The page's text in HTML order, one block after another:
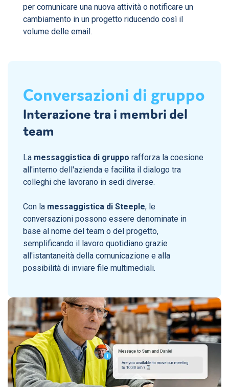
per comunicare una nuova attività o notificare un
cambiamento in un progetto riducendo così il
volume delle email.
Conversazioni di gruppo
Interazione tra i membri del
team
La messaggistica di gruppo rafforza la coesione
all'interno dell'azienda e facilita il dialogo tra
colleghi che lavorano in sedi diverse.
Con la messaggistica di Steeple, le
conversazioni possono essere denominate in
base al nome del team o del progetto,
semplificando il lavoro quotidiano grazie
all'istantaneità della comunicazione e alla
possibilità di inviare file multimediali.